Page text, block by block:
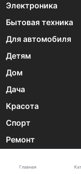
Главная
Электроника
Бытовая техника
Для автомобиля
Детям
Дом
Дача
Красота
Спорт
Ремонт